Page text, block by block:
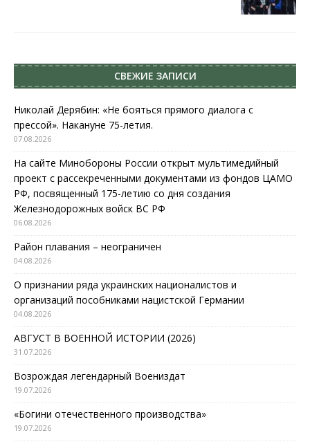
СВЕЖИЕ ЗАПИСИ
Николай Дерябин: «Не бояться прямого диалога с
прессой». Накануне 75-летия.
07.08.2026
На сайте Минобороны России открыт мультимедийный
проект с рассекреченными документами из фондов ЦАМО
РФ, посвященный 175-летию со дня создания
Железнодорожных войск ВС РФ
06.08.2026
Район плавания – неограничен
04.08.2026
О признании ряда украинских националистов и
организаций пособниками нацистской Германии
04.08.2026
АВГУСТ В ВОЕННОЙ ИСТОРИИ (2026)
31.07.2026
Возрождая легендарный Воениздат
19.07.2026
«Богини отечественного производства»
19.07.2026